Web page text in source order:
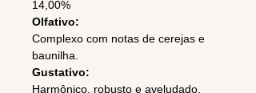
14,00%
Olfativo:
Complexo com notas de cerejas e
baunilha.
Gustativo:
Harmônico, robusto e aveludado,